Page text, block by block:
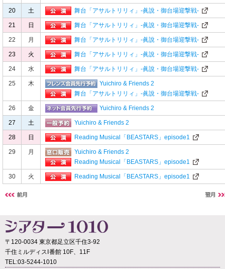
20 土 舞台「アサルトリリィ」-眞說・御台場迎撃戦-
21 日 舞台「アサルトリリィ」-眞說・御台場迎撃戦-
22 月 舞台「アサルトリリィ」-眞說・御台場迎撃戦-
23 火 舞台「アサルトリリィ」-眞說・御台場迎撃戦-
24 水 舞台「アサルトリリィ」-眞說・御台場迎撃戦-
25 木
Yuichiro & Friends 2
舞台「アサルトリリィ」-眞說・御台場迎撃戦-
26 金 Yuichiro & Friends 2
27 土 Yuichiro & Friends 2
28 日 Reading Musical「BEASTARS」episode1
29 月
Yuichiro & Friends 2
Reading Musical「BEASTARS」episode1
30 火 Reading Musical「BEASTARS」episode1
〒120-0034 東京都足立区千住3-92
千住ミルディスⅠ番館 10F、11F
TEL:03-5244-1010